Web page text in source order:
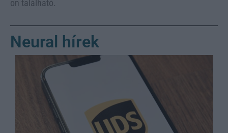
on található.
Neural hírek